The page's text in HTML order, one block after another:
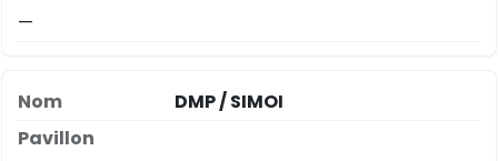
—
DMP / SIMOI